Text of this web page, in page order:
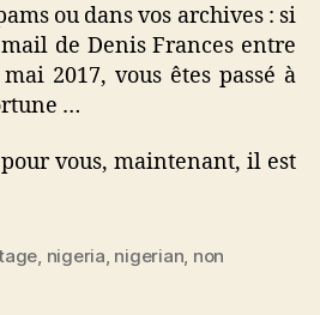
ou dans vos archives : si
de Denis Frances entre
2017, vous êtes passé à
…
vous, maintenant, il est
, nigeria, nigerian, non